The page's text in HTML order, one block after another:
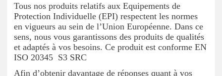
Tous nos produits relatifs aux Equipements de
Protection Individuelle (EPI) respectent les normes
en vigueurs au sein de l’Union Européenne. Dans ce
sens, nous vous garantissons des produits de qualités
et adaptés à vos besoins. Ce produit est conforme EN
ISO 20345 S3 SRC
Afin d’obtenir davantage de réponses quant à vos